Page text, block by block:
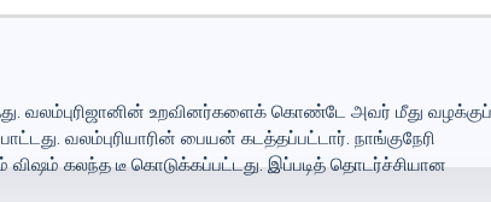
வலம்புரிஜானின் உறவினர்களைக் கொண்டே அவர் மீது வழக்குப்
வலம்புரியாரின் பையன் கடத்தப்பட்டார். நாங்குநேரி
கலந்த டீ கொடுக்கப்பட்டது. இப்படித் தொடர்ச்சியான